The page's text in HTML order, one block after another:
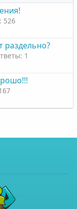
526
раздельно?
1